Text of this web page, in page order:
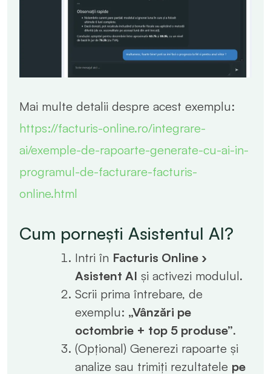
Mai multe detalii despre acest exemplu:
https://facturis-online.ro/integrare-
ai/exemple-de-rapoarte-generate-cu-ai-in-
programul-de-facturare-facturis-
online.html
Cum pornești Asistentul AI?
Intri în Facturis Online ›
Asistent AI și activezi modulul.
Scrii prima întrebare, de
exemplu: „Vânzări pe
octombrie + top 5 produse”.
(Opțional) Generezi rapoarte și
analize sau trimiți rezultatele pe